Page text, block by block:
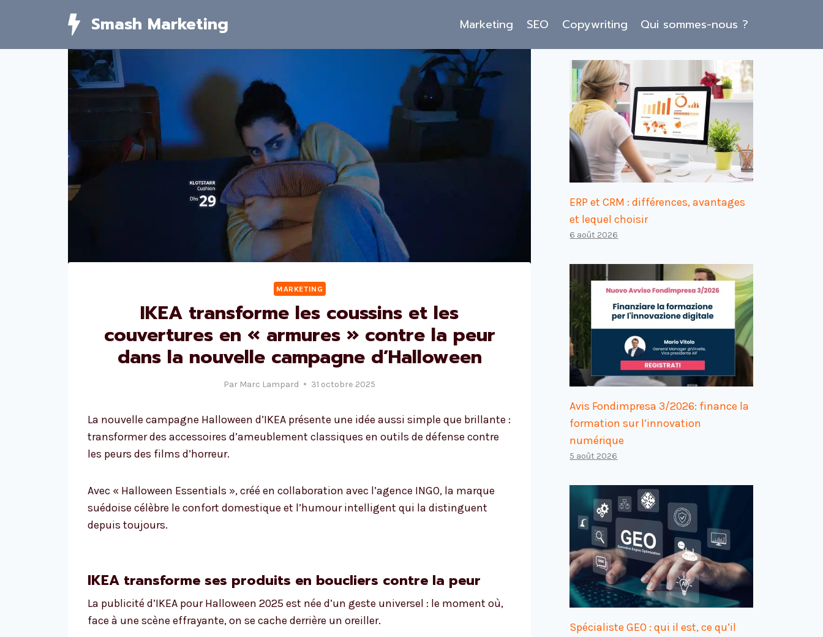
Smash Marketing Marketing SEO Copywriting Qui sommes-nous ?
MARKETING
IKEA transforme les coussins et les
couvertures en « armures » contre la peur
dans la nouvelle campagne d’Halloween
Par Marc Lampard 31 octobre 2025
La nouvelle campagne Halloween d’IKEA présente une idée aussi simple que brillante :
transformer des accessoires d’ameublement classiques en outils de défense contre
les peurs des films d’horreur.
Avec « Halloween Essentials », créé en collaboration avec l’agence INGO, la marque
suédoise célèbre le confort domestique et l’humour intelligent qui la distinguent
depuis toujours.
IKEA transforme ses produits en boucliers contre la peur
La publicité d’IKEA pour Halloween 2025 est née d’un geste universel : le moment où,
face à une scène effrayante, on se cache derrière un oreiller.
ERP et CRM : différences, avantages
et lequel choisir
6 août 2026
Avis Fondimpresa 3/2026: finance la
formation sur l’innovation
numérique
5 août 2026
Spécialiste GEO : qui il est, ce qu’il